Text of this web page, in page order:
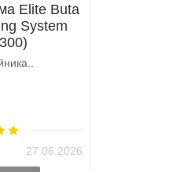
Elite Buta
System
27.06.2026